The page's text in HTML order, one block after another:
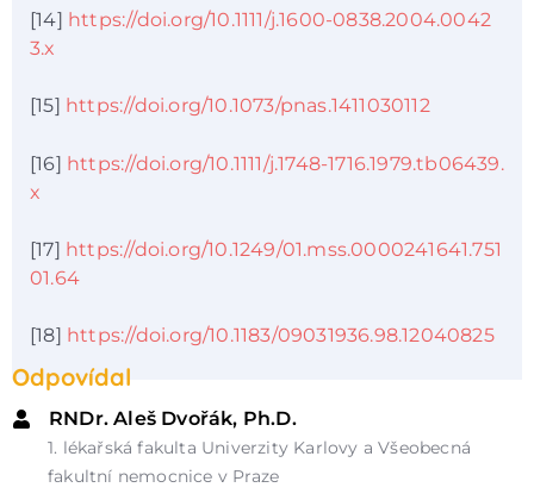
[14] https://doi.org/10.1111/j.1600-0838.2004.0042
3.x
[15] https://doi.org/10.1073/pnas.1411030112
[16] https://doi.org/10.1111/j.1748-1716.1979.tb06439.
x
[17] https://doi.org/10.1249/01.mss.0000241641.751
01.64
[18] https://doi.org/10.1183/09031936.98.12040825
Odpovídal
RNDr. Aleš Dvořák, Ph.D.
1. lékařská fakulta Univerzity Karlovy a Všeobecná
fakultní nemocnice v Praze